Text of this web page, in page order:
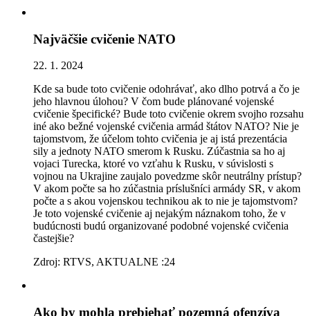
Najväčšie cvičenie NATO
22. 1. 2024
Kde sa bude toto cvičenie odohrávať, ako dlho potrvá a čo je
jeho hlavnou úlohou? V čom bude plánované vojenské
cvičenie špecifické? Bude toto cvičenie okrem svojho rozsahu
iné ako bežné vojenské cvičenia armád štátov NATO? Nie je
tajomstvom, že účelom tohto cvičenia je aj istá prezentácia
sily a jednoty NATO smerom k Rusku. Zúčastnia sa ho aj
vojaci Turecka, ktoré vo vzťahu k Rusku, v súvislosti s
vojnou na Ukrajine zaujalo povedzme skôr neutrálny prístup?
V akom počte sa ho zúčastnia príslušníci armády SR, v akom
počte a s akou vojenskou technikou ak to nie je tajomstvom?
Je toto vojenské cvičenie aj nejakým náznakom toho, že v
budúcnosti budú organizované podobné vojenské cvičenia
častejšie?
Zdroj: RTVS, AKTUALNE :24
Ako by mohla prebiehať pozemná ofenzíva